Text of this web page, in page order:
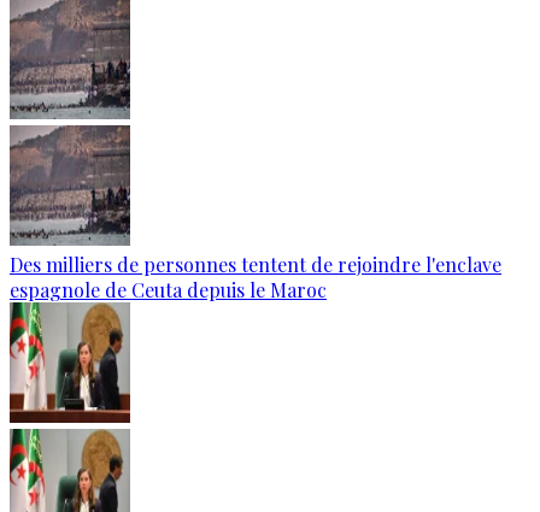
Des milliers de personnes tentent de rejoindre l'enclave
espagnole de Ceuta depuis le Maroc